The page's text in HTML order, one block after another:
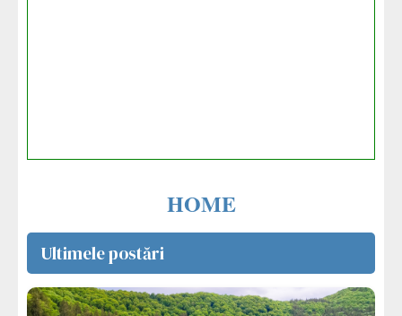
HOME
Ultimele postări